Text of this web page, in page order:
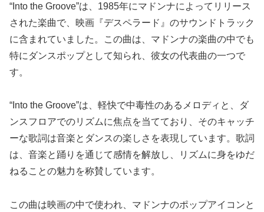
“Into the Groove”は、1985年にマドンナによってリリース
された楽曲で、映画『デスペラード』のサウンドトラック
に含まれていました。この曲は、マドンナの楽曲の中でも
特にダンスポップとして知られ、彼女の代表曲の一つで
す。
“Into the Groove”は、軽快で中毒性のあるメロディと、ダ
ンスフロアでのリズムに焦点を当てており、そのキャッチ
ーな歌詞は音楽とダンスの楽しさを表現しています。歌詞
は、音楽と踊りを通じて感情を解放し、リズムに身をゆだ
ねることの魅力を称賛しています。
この曲は映画の中で使われ、マドンナのポップアイコンと